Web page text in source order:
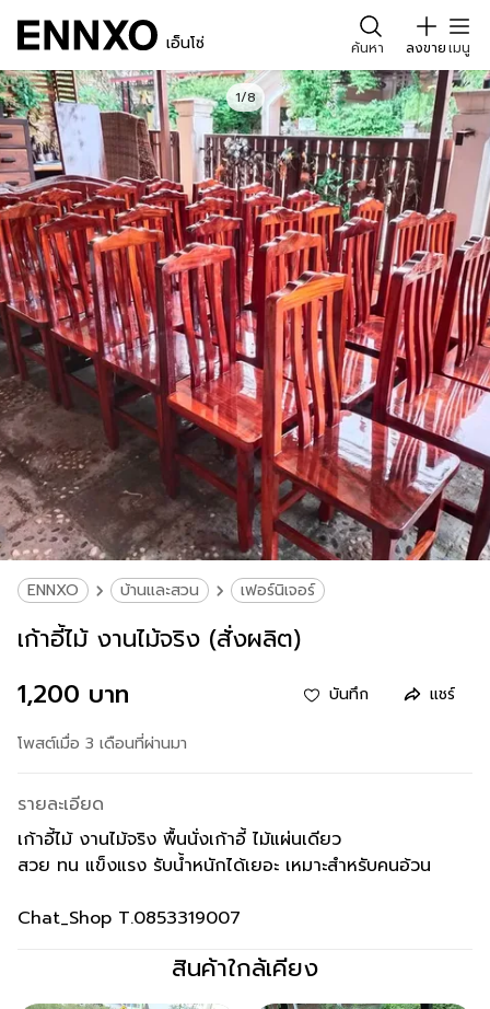
เอ็นโซ่ ค้นหา ลงขายเมนู
1/8
ENNXO บ้านและสวน เฟอร์นิเจอร์
เก้าอี้ไม้ งานไม้จริง (สั่งผลิต)
1,200 บาท
บันทึก แชร์
โพสต์เมื่อ 3 เดือนที่ผ่านมา
รายละเอียด
เก้าอี้ไม้ งานไม้จริง พื้นนั่งเก้าอี้ ไม้แผ่นเดียว
สวย ทน แข็งแรง รับน้ำหนักได้เยอะ เหมาะสำหรับคนอ้วน
Chat_Shop T.0853319007
สินค้าใกล้เคียง